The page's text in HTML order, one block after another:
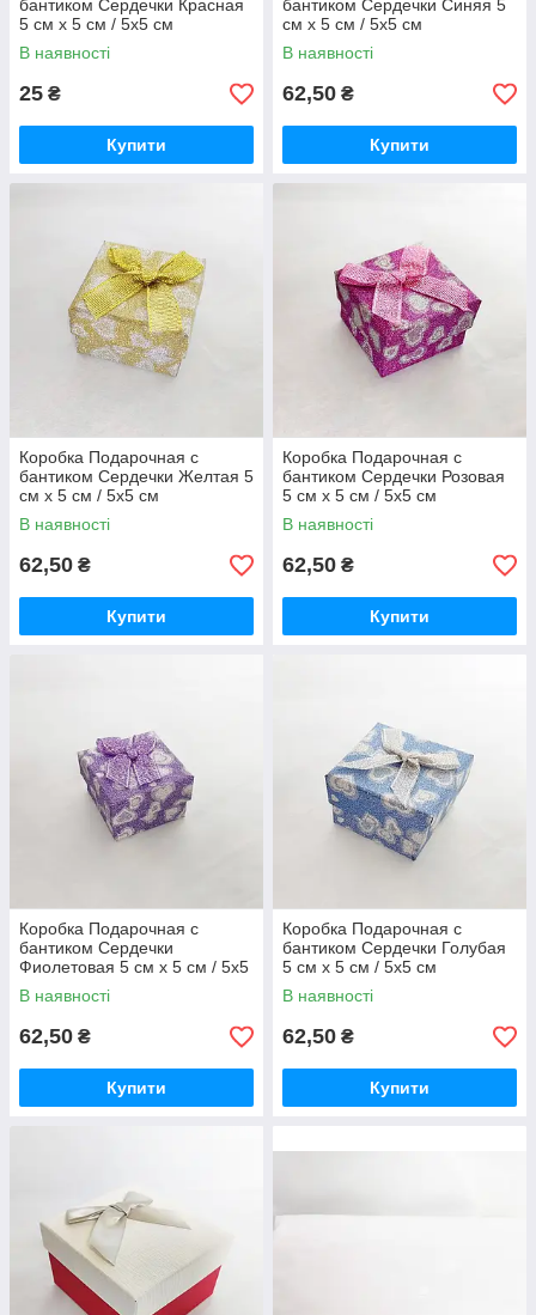
бантиком Сердечки Красная
5 см х 5 см / 5x5 см
В наявності
25 ₴
Купити
бантиком Сердечки Синяя 5
см х 5 см / 5x5 см
В наявності
62,50 ₴
Купити
Коробка Подарочная с
бантиком Сердечки Желтая 5
см х 5 см / 5x5 см
В наявності
62,50 ₴
Купити
Коробка Подарочная с
бантиком Сердечки Розовая
5 см х 5 см / 5x5 см
В наявності
62,50 ₴
Купити
Коробка Подарочная с
бантиком Сердечки
Фиолетовая 5 см х 5 см / 5x5
см
В наявності
62,50 ₴
Купити
Коробка Подарочная с
бантиком Сердечки Голубая
5 см х 5 см / 5x5 см
В наявності
62,50 ₴
Купити